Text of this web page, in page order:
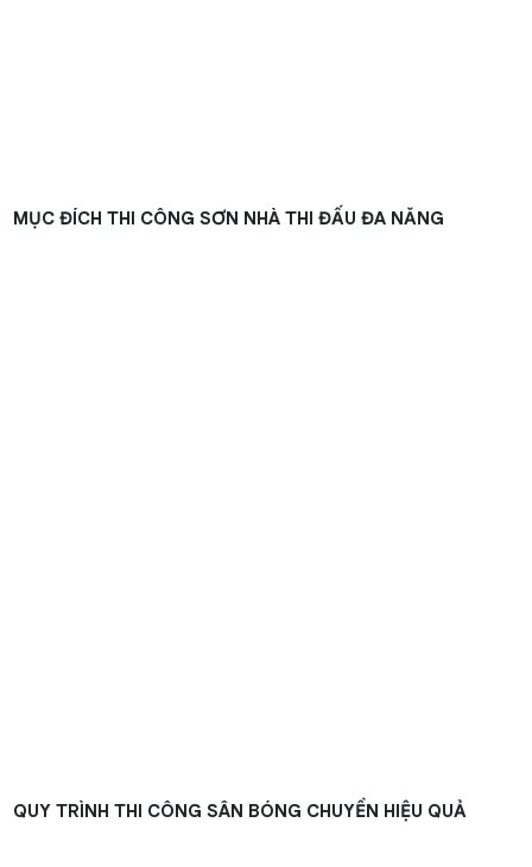
MỤC ĐÍCH THI CÔNG SƠN NHÀ THI ĐẤU ĐA NĂNG
QUY TRÌNH THI CÔNG SÂN BÓNG CHUYỀN HIỆU QUẢ